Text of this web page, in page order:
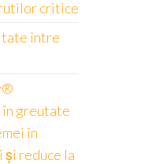
critice
între
în greutate
în
și reduce la